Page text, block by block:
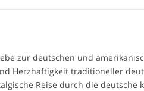
zur deutschen und
Herzhaftigkeit traditioneller
Reise durch die deutsche